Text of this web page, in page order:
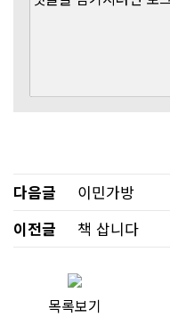
다음글
이민가방
이전글
책 삽니다
목록보기